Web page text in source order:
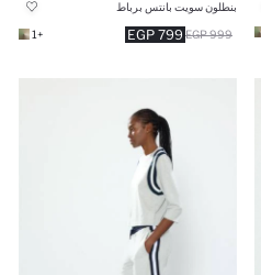
بنطلون سويت بانتس برباط
799 EGP 999 EGP
+1